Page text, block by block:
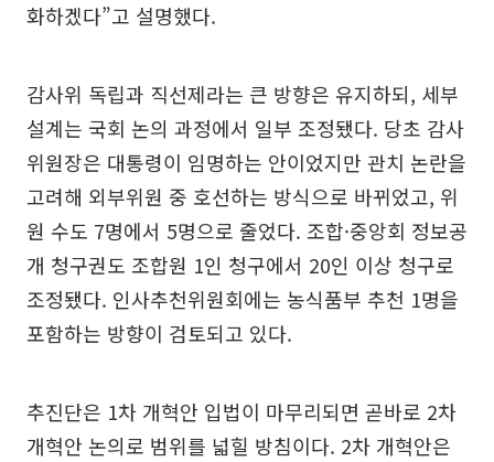
화하겠다”고 설명했다.
감사위 독립과 직선제라는 큰 방향은 유지하되, 세부
설계는 국회 논의 과정에서 일부 조정됐다. 당초 감사
위원장은 대통령이 임명하는 안이었지만 관치 논란을
고려해 외부위원 중 호선하는 방식으로 바뀌었고, 위
원 수도 7명에서 5명으로 줄었다. 조합·중앙회 정보공
개 청구권도 조합원 1인 청구에서 20인 이상 청구로
조정됐다. 인사추천위원회에는 농식품부 추천 1명을
포함하는 방향이 검토되고 있다.
추진단은 1차 개혁안 입법이 마무리되면 곧바로 2차
개혁안 논의로 범위를 넓힐 방침이다. 2차 개혁안은